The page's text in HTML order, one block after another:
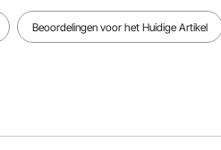
Beoordelingen voor het Huidige Artikel